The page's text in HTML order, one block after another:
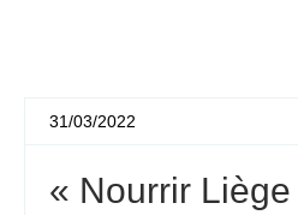
31/03/2022
« Nourrir